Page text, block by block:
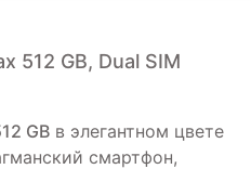
512 GB, Dual SIM
GB в элегантном цвете
смартфон,